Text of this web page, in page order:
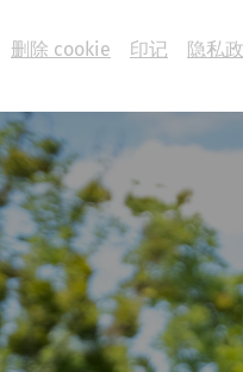
删除 cookie 印记 隐私